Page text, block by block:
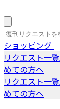
ショッピング ｜
リクエスト一覧
めての方へ
リクエスト一覧
めての方へ